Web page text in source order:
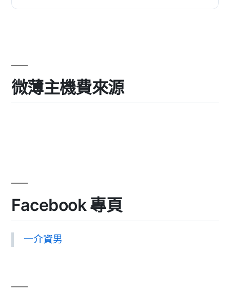
標, * 在任何頁...
微薄主機費來源
Facebook 專頁
一介資男